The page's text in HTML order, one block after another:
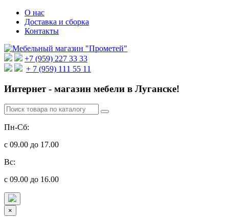
О нас
Доставка и сборка
Контакты
+7 (959) 227 33 33
+ 7 (959) 111 55 11
Интернет - магазин мебели в Луганске!
Пн-Сб:
с 09.00 до 17.00
Вс:
с 09.00 до 16.00
×